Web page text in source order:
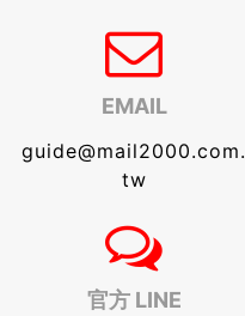
EMAIL
guide@mail2000.com.
tw
官方 LINE